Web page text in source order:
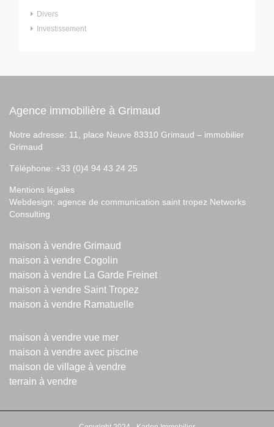
Divers
Investissement
Agence immobilière à Grimaud
Notre adresse: 11, place Neuve 83310 Grimaud – immobilier
Grimaud
Téléphone: +33 (0)4 94 43 24 25
Mentions légales
Webdesign: agence de communication saint tropez Networks
Consulting
maison à vendre Grimaud
maison à vendre Cogolin
maison à vendre La Garde Freinet
maison à vendre Saint Tropez
maison à vendre Ramatuelle
maison à vendre vue mer
maison à vendre avec piscine
maison de village à vendre
terrain à vendre